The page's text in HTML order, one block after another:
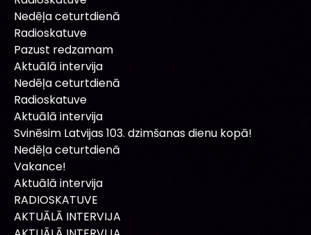
Nedēļa ceturtdienā
Radioskatuve
Pazust redzamam
Aktuālā intervija
Nedēļa ceturtdienā
Radioskatuve
Aktuālā intervija
Svinēsim Latvijas 103. dzimšanas dienu kopā!
Nedēļa ceturtdienā
Vakance!
Aktuālā intervija
RADIOSKATUVE
AKTUĀLĀ INTERVIJA